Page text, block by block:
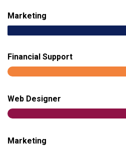
Marketing
Financial Support
Web Designer
Marketing